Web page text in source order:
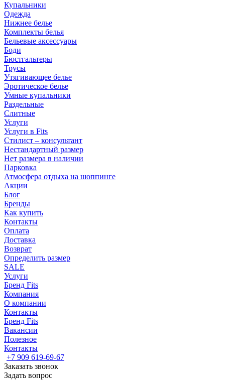
Купальники
Одежда
Нижнее белье
Комплекты белья
Бельевые аксессуары
Боди
Бюстгальтеры
Трусы
Утягивающее белье
Эротическое белье
Умные купальники
Раздельные
Слитные
Услуги
Услуги в Fits
Стилист – консультант
Нестандартный размер
Нет размера в наличии
Парковка
Атмосфера отдыха на шоппинге
Акции
Блог
Бренды
Как купить
Контакты
Оплата
Доставка
Возврат
Определить размер
SALE
Услуги
Бренд Fits
Компания
О компании
Контакты
Бренд Fits
Вакансии
Полезное
Контакты
+7 909 619-69-67
Заказать звонок
Задать вопрос